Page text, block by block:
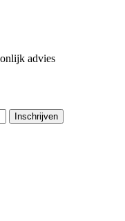
advies
Inschrijven